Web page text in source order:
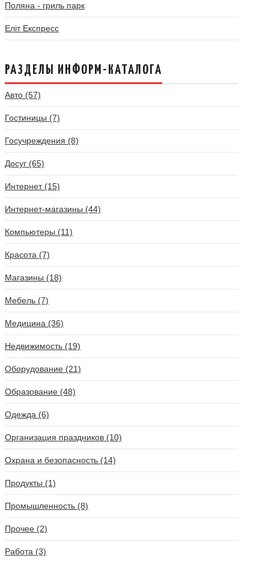
Поляна - гриль парк
Еліт Експресс
РАЗДЕЛЫ ИНФОРМ-КАТАЛОГА
Авто (57)
Гостиницы (7)
Госучреждения (8)
Досуг (65)
Интернет (15)
Интернет-магазины (44)
Компьютеры (11)
Красота (7)
Магазины (18)
Мебель (7)
Медицина (36)
Недвижимость (19)
Оборудование (21)
Образование (48)
Одежда (6)
Организация праздников (10)
Охрана и безопасность (14)
Продукты (1)
Промышленность (8)
Прочее (2)
Работа (3)